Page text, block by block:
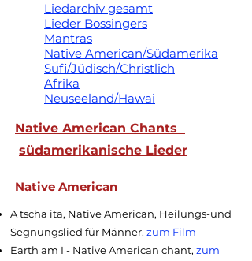
Liedarchiv gesamt
Lieder Bossingers
Mantras
Native American/Südamerika
Sufi/Jüdisch/Christlich
Afrika
Neuseeland/Hawai
Native American Chants
südamerikanische Lieder
Native American
A tscha ita, Native American, Heilungs-und
Segnungslied für Männer, zum Film
Earth am I - Native American chant, zum